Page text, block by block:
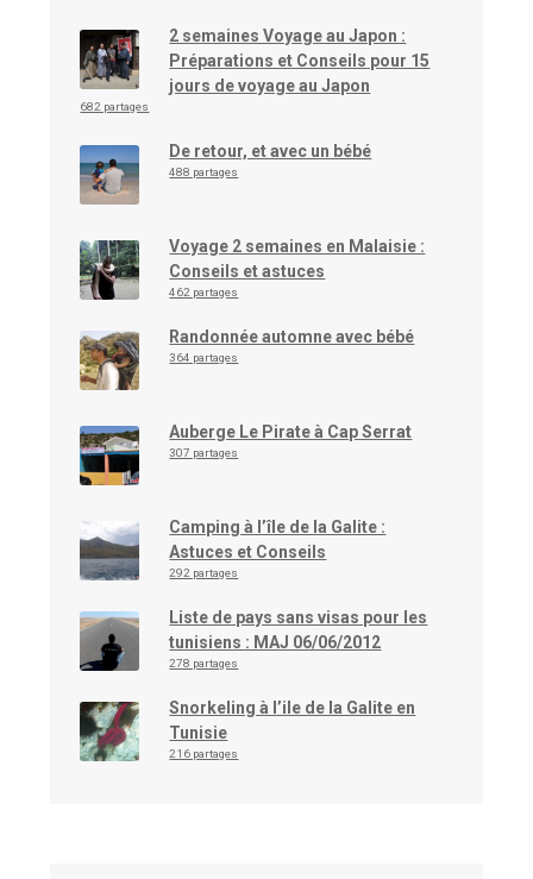
2 semaines Voyage au Japon :
Préparations et Conseils pour 15
jours de voyage au Japon
682 partages
De retour, et avec un bébé
488 partages
Voyage 2 semaines en Malaisie :
Conseils et astuces
462 partages
Randonnée automne avec bébé
364 partages
Auberge Le Pirate à Cap Serrat
307 partages
Camping à l’île de la Galite :
Astuces et Conseils
292 partages
Liste de pays sans visas pour les
tunisiens : MAJ 06/06/2012
278 partages
Snorkeling à l’ile de la Galite en
Tunisie
216 partages